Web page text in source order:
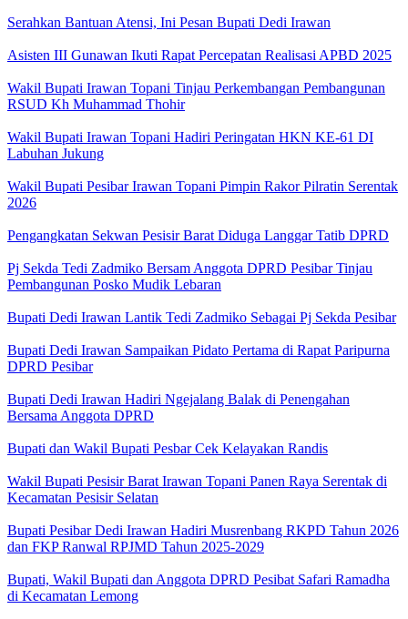
Serahkan Bantuan Atensi, Ini Pesan Bupati Dedi Irawan
Asisten III Gunawan Ikuti Rapat Percepatan Realisasi APBD 2025
Wakil Bupati Irawan Topani Tinjau Perkembangan Pembangunan
RSUD Kh Muhammad Thohir
Wakil Bupati Irawan Topani Hadiri Peringatan HKN KE-61 DI
Labuhan Jukung
Wakil Bupati Pesibar Irawan Topani Pimpin Rakor Pilratin Serentak
2026
Pengangkatan Sekwan Pesisir Barat Diduga Langgar Tatib DPRD
Pj Sekda Tedi Zadmiko Bersam Anggota DPRD Pesibar Tinjau
Pembangunan Posko Mudik Lebaran
Bupati Dedi Irawan Lantik Tedi Zadmiko Sebagai Pj Sekda Pesibar
Bupati Dedi Irawan Sampaikan Pidato Pertama di Rapat Paripurna
DPRD Pesibar
Bupati Dedi Irawan Hadiri Ngejalang Balak di Penengahan
Bersama Anggota DPRD
Bupati dan Wakil Bupati Pesbar Cek Kelayakan Randis
Wakil Bupati Pesisir Barat Irawan Topani Panen Raya Serentak di
Kecamatan Pesisir Selatan
Bupati Pesibar Dedi Irawan Hadiri Musrenbang RKPD Tahun 2026
dan FKP Ranwal RPJMD Tahun 2025-2029
Bupati, Wakil Bupati dan Anggota DPRD Pesibat Safari Ramadha
di Kecamatan Lemong